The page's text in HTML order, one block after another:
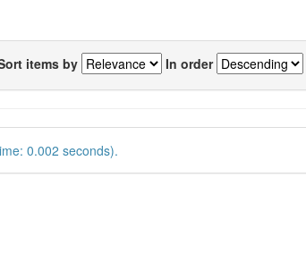
items by In order
0.002 seconds).